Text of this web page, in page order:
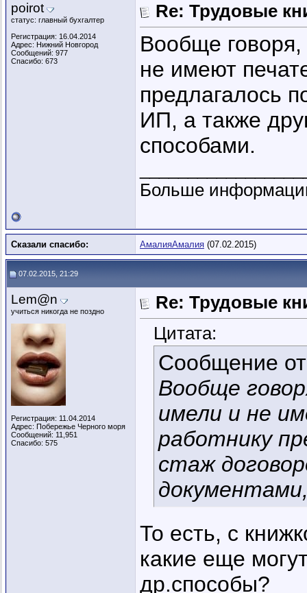
poirot
статус: главный бухгалтер
Регистрация: 16.04.2014
Адрес: Нижний Новгород
Сообщений: 977
Спасибо: 673
Re: Трудовые
Вообще
не имеют
предлагалось
ИП, а также
способами.
Больше
Сказали спасибо: АмалияАмалия (07.02.2015)
07.02.2015, 21:29
Lem@n
учиться никогда не поздно
Регистрация: 11.04.2014
Адрес: Побережье Черного моря
Сообщений: 11,951
Спасибо: 575
Re: Трудовые
Цитата:
Сообщение
Вообще
имели и не
работнику
стаж
То есть, с
какие еще
др.способы?